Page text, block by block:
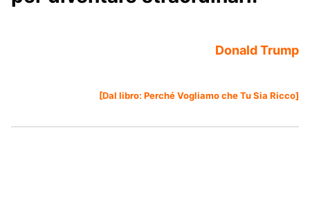
Donald Trump
[Dal libro: Perché Vogliamo che Tu Sia Ricco]